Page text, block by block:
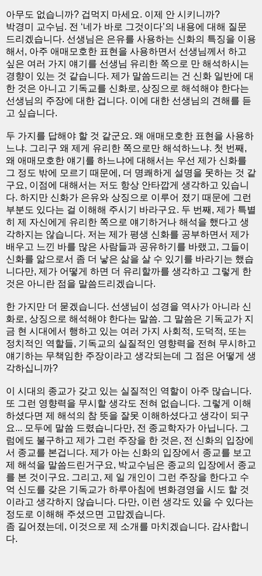
아무도 없습니까? 겁먹지 마세요. 이제 안 시키니까?
박경미 교수님. 전 ‘네가 바로 그것이다’의 내용에 대해 질문
드리겠습니다. 선생님은 은유를 사용하는 신화의 특징을 이용
해서, 아주 애매모호한 표현을 사용하면서 선생님께서 하고
싶은 여러 가지 얘기를 선생님 유리한 쪽으로 만 해석하시는
경향이 있는 것 같습니다. 제가 말씀드리는 건 신화 일반에 대
한 것은 아니고 기독교를 신화로, 상징으로 해석해야 한다는
선생님의 주장에 대한 겁니다. 이에 대한 선생님의 견해를 듣
고 싶습니다.
두 가지를 답해야 할 것 같군요. 왜 애매모호한 표현을 사용하
느냐. 그리구 왜 제게 유리한 쪽으로만 해석하느냐. 첫 번째,
왜 애매모호한 얘기를 하느냐에 대해서는 우선 제가 신화를
그 정도 밖에 모르기 때문에, 더 명쾌하게 설명을 못하는 것 같
구요, 이점에 대해서는 저도 항상 안타깝게 생각하고 있습니
다. 하지만 신화가 은유와 상징으로 이루어 졌기 때문에 그런
부분도 있다는 걸 이해해 주시기 바라구요. 두 번째, 제가 특별
히 제 자신에게 유리한 쪽으로 얘기하거나 해석을 했다고 생
각하지는 않습니다. 저는 제가 평생 신화를 공부하면서 제가
배우고 느낀 바를 많은 사람들과 공유하기를 바랬고, 그들이
신화를 앎으로서 좀 더 낳은 삶을 살 수 있기를 바라기는 했습
니다만, 제가 어떻게 하면 더 유리할까를 생각하고 그렇게 한
것은 아니란 점을 말씀드리겠습니다.
한 가지만 더 묻겠습니다. 선생님이 성경을 역사가 아니라 신
화로, 상징으로 해석해야 한다는 말씀. 그 말씀은 기독교가 지
금 현 시대에서 행하고 있는 여러 가지 사회적, 도덕적, 또는
정치적인 역할들, 기독교의 실질적인 영향력을 전혀 무시하고
얘기하는 무책임한 주장이라고 생각되는데 그 점은 어떻게 생
각하십니까?
이 시대의 종교가 갖고 있는 실질적인 역할이 아주 많습니다.
또 그런 영향력을 무시할 생각도 전혀 없습니다. 그렇게 이해
하셨다면 제 해석의 참 뜻을 잘못 이해하셨다고 생각이 되구
요... 모두에 말씀 드렸습니다만, 전 종교학자가 아닙니다. 그
럼에도 불구하고 제가 그런 주장을 한 것은, 전 신화의 입장에
서 종교를 본겁니다. 제가 아는 신화의 입장에서 종교를 보고
제 해석을 말씀드린거구요, 박교수님은 종교의 입장에서 종교
를 본 것이구요. 그리고, 제 일 개인이 그런 주장을 한다고 수
억 신도를 갖은 기독교가 하루아침에 변화경영을 시도 할 것
이라고 생각하지 않습니다. 다만, 이런 생각도 있을 수 있다는
정도로 이해해 주셨으면 고맙겠습니다.
좀 길어졌는데, 이것으로 제 소개를 마치겠습니다. 감사합니
다.